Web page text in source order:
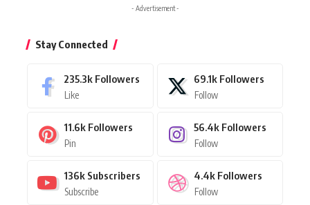
- Advertisement -
Stay Connected
235.3k Followers
Like
69.1k Followers
Follow
11.6k Followers
Pin
56.4k Followers
Follow
136k Subscribers
Subscribe
4.4k Followers
Follow